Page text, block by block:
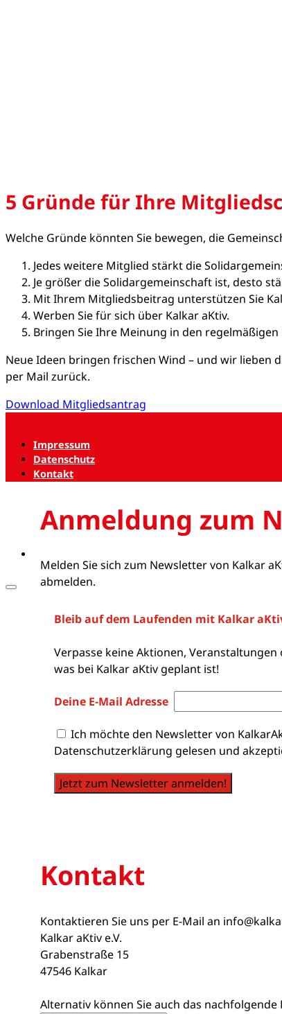
5 Gründe für Ihre
Welche Gründe könnten Sie bewegen, die
Jedes weitere Mitglied stärkt die
Je größer die Solidargemeinschaft ist, desto
Mit Ihrem Mitgliedsbeitrag unterstützen Sie
Werben Sie für sich über Kalkar aKtiv.
Bringen Sie Ihre Meinung in den
Neue Ideen bringen frischen Wind – und wir lieben
per Mail zurück.
Download Mitgliedsantrag
Impressum
Datenschutz
Kontakt
Anmeldung zum
Melden Sie sich zum Newsletter von Kalkar
abmelden.
Bleib auf dem Laufenden mit Kalkar
Verpasse keine Aktionen,
was bei Kalkar aKtiv geplant ist!
Deine E-Mail Adresse
Ich möchte den Newsletter von
Datenschutzerklärung gelesen und
Jetzt zum Newsletter anmelden!
Kontakt
Kontaktieren Sie uns per E-Mail an
Kalkar aKtiv e.V.
Grabenstraße 15
47546 Kalkar
Alternativ können Sie auch das